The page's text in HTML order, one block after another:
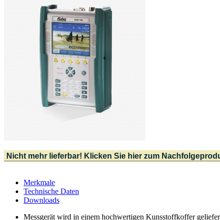
Nicht mehr lieferbar! Klicken Sie hier zum
Merkmale
Technische Daten
Downloads
Messgerät wird in einem hochwertigen Kunsstoffkoffer